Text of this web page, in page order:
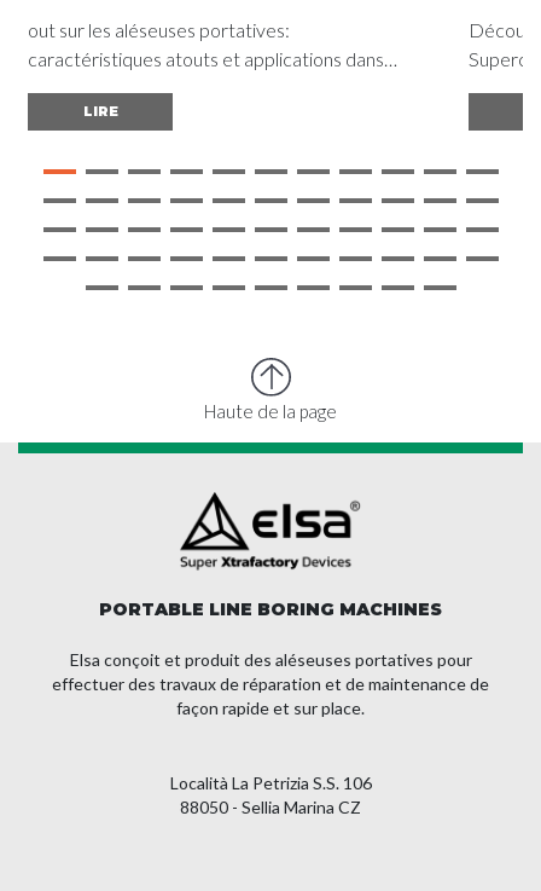
out sur les aléseuses portatives:
caractéristiques atouts et applications dans
différents secteurs. Voir le guide complet et
obtenez des résultats de qualité.
LIRE
Haute de la page
PORTABLE LINE BORING MACHINES
Elsa conçoit et produit des aléseuses portatives pour
effectuer des travaux de réparation et de maintenance de
façon rapide et sur place.
Località La Petrizia S.S. 106
88050 - Sellia Marina CZ